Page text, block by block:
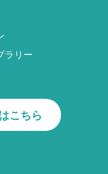
ラリー
こちら